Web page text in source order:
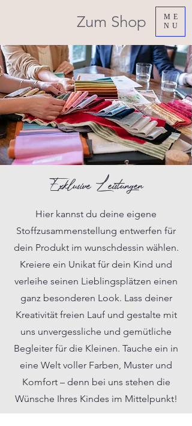
ME
NU
Zum Shop
Exklusive Leistungen
Hier kannst du deine eigene
Stoffzusammenstellung entwerfen für
dein Produkt im wunschdessin wählen.
Kreiere ein Unikat für dein Kind und
verleihe seinen Lieblingsplätzen einen
ganz besonderen Look. Lass deiner
Kreativität freien Lauf und gestalte mit
uns unvergessliche und gemütliche
Begleiter für die Kleinen. Tauche ein in
eine Welt voller Farben, Muster und
Komfort – denn bei uns stehen die
Wünsche Ihres Kindes im Mittelpunkt!